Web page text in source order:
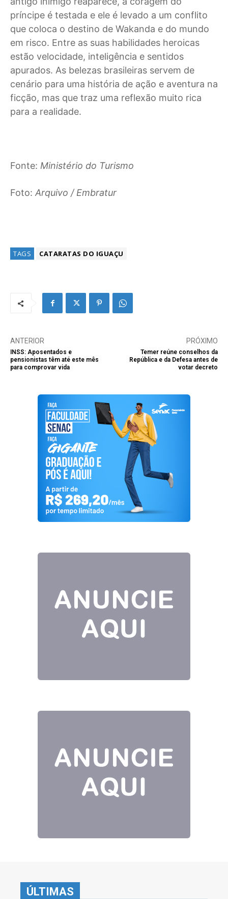
príncipe é testada e ele é levado a um conflito
que coloca o destino de Wakanda e do mundo
em risco. Entre as suas habilidades heroicas
estão velocidade, inteligência e sentidos
apurados. As belezas brasileiras servem de
cenário para uma história de ação e aventura na
ficção, mas que traz uma reflexão muito rica
para a realidade.
Fonte: Ministério do Turismo
Foto: Arquivo / Embratur
TAGS CATARATAS DO IGUAÇU
ANTERIOR
INSS: Aposentados e
pensionistas têm até este mês
para comprovar vida
PRÓXIMO
Temer reúne conselhos da
República e da Defesa antes de
votar decreto
ÚLTIMAS